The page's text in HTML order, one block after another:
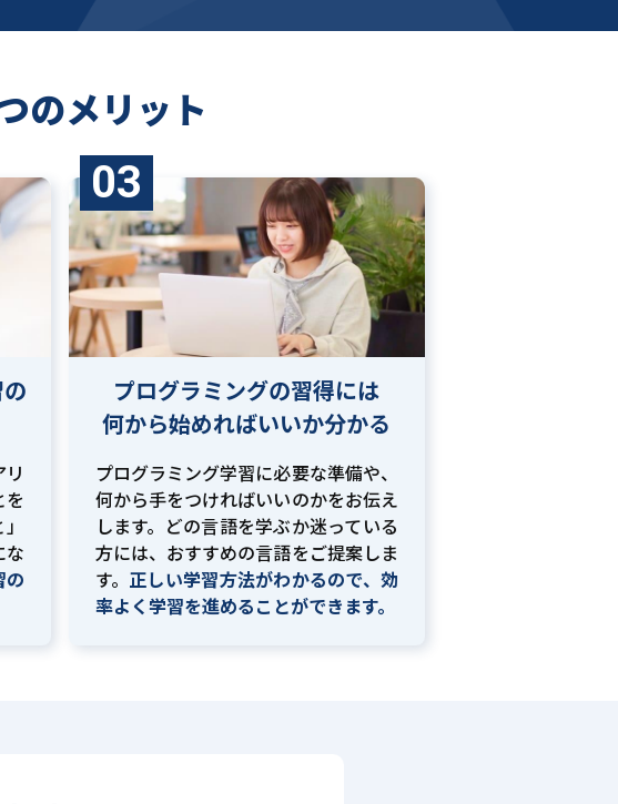
のメリット
を
な
の
03
プログラミングの習得には
何から始めればいいか分かる
プログラミング学習に必要な準備や、
何から手をつければいいのかをお伝え
します。どの言語を学ぶか迷っている
方には、おすすめの言語をご提案しま
す。 正しい学習方法がわかるので、効
率よく学習を進めることができます。